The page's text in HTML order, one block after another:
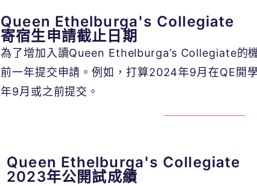
Queen Ethelburga's Collegiate
寄宿生申請截止日期
為了增加入讀Queen Ethelburga’s Collegiate的
前一年提交申請。例如，打算2024年9月在QE 開
年9月或之前提交。
Queen Ethelburga's Collegiate
2023年公開試成績